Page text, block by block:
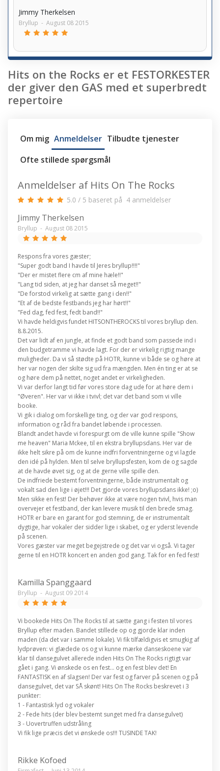
Jimmy Therkelsen
Bryllup - August 08 2015
Hits on the Rocks er et FESTORKESTER
der giver den GAS med et superbredt
repertoire
Om mig Anmeldelser Tilbudte tjenester
Ofte stillede spørgsmål
Anmeldelser af Hits On The Rocks
5.0 / 5 baseret på 4 anmeldelser
Jimmy Therkelsen
Bryllup - August 08 2015
Respons fra vores gæster;
"Super godt band I havde til Jeres bryllup!!!!"
"Der er mistet flere cm af mine hæle!!"
"Lang tid siden, at jeg har danset så meget!!"
"De forstod virkelig at sætte gang i den!!"
"Et af de bedste festbands jeg har hørt!!"
"Fed dag, fed fest, fedt band!!"
Vi havde heldigvis fundet HITSONTHEROCKS til vores bryllup den.
8.8.2015.
Det var lidt af en jungle, at finde et godt band som passede ind i
den budgetramme vi havde lagt. For der er virkelig rigtig mange
muligheder. Da vi så stødte på HOTR, kunne vi både se og høre at
her var nogen der skilte sig ud fra mængden. Men én ting er at se
og høre dem på nettet, noget andet er virkeligheden.
Vi var derfor langt tid før vores store dag ude for at høre dem i
"Øveren". Her var vi ikke i tvivl; det var det band som vi ville
booke.
Vi gik i dialog om forskellige ting, og der var god respons,
information og råd fra bandet løbende i processen.
Blandt andet havde vi forespurgt om de ville kunne spille "Show
me heaven" Maria Mckee, til en ekstra bryllupsdans. Her var de
ikke helt sikre på om de kunne indfri forventningerne og vi lagde
den idé på hylden. Men til selve bryllupsfesten, kom de og sagde
at de havde øvet sig, og at de gerne ville spille den.
De indfriede bestemt forventningerne, både instrumentalt og
vokalt sad den lige i øjet!!! Det gjorde vores bryllupsdans ikke! ;o)
Men sikke en fest! Der behøver ikke at være nogen tvivl, hvis man
overvejer et festband, der kan levere musik til den brede smag.
HOTR er bare en garant for god stemning, de er instrumentalt
dygtige, har vokaler der sidder lige i skabet, og er yderst levende
på scenen.
Vores gæster var meget begejstrede og det var vi også. Vi tager
gerne til en HOTR koncert en anden god gang. Tak for en fed fest!
Kamilla Spanggaard
Bryllup - August 09 2014
Vi bookede Hits On The Rocks til at sætte gang i festen til vores
Bryllup efter maden. Bandet stillede op og gjorde klar inden
maden (da det var i samme lokale). Vi fik tilfældigvis et smugkig af
lydprøven: vi glædede os og vi kunne mærke danseskoene var
klar til dansegulvet allerede inden Hits On The Rocks rigtigt var
gået i gang. Vi ønskede os en fest... og en fest blev det! En
FANTASTISK en af slagsen! Der var fest og farver på scenen og på
dansegulvet, det var SÅ skønt! Hits On The Rocks beskrevet i 3
punkter:
1 - Fantastisk lyd og vokaler
2 - Fede hits (der blev bestemt sunget med fra dansegulvet)
3 - Uovertruffen udstråling
Vi fik lige præcis det vi ønskede os!!! TUSINDE TAK!
Rikke Kofoed